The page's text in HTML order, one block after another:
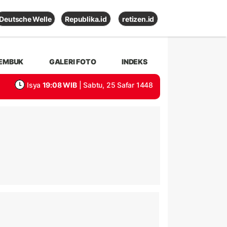
Deutsche Welle Republika.id retizen.id
GALERI FOTO INDEKS
Isya 19:08 WIB | Sabtu, 25 Safar 1448